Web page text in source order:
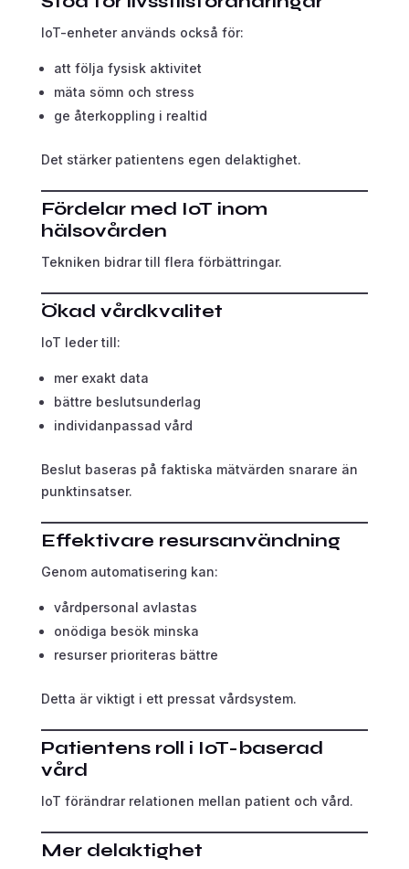
IoT-enheter används också för:
att följa fysisk aktivitet
mäta sömn och stress
ge återkoppling i realtid
Det stärker patientens egen delaktighet.
Fördelar med IoT inom
hälsovården
Tekniken bidrar till flera förbättringar.
Ökad vårdkvalitet
IoT leder till:
mer exakt data
bättre beslutsunderlag
individanpassad vård
Beslut baseras på faktiska mätvärden snarare än
punktinsatser.
Effektivare resursanvändning
Genom automatisering kan:
vårdpersonal avlastas
onödiga besök minska
resurser prioriteras bättre
Detta är viktigt i ett pressat vårdsystem.
Patientens roll i IoT-baserad
vård
IoT förändrar relationen mellan patient och vård.
Mer delaktighet